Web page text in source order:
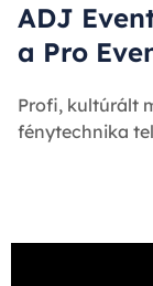
ADJ
a Pro
Profi, kultúrált
fénytechnika